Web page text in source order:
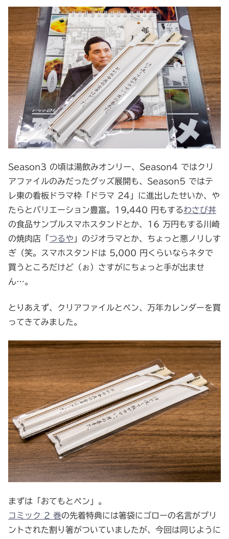
Season3 の頃は湯飲みオンリー、Season4 ではクリ
アファイルのみだったグッズ展開も、Season5 ではテ
レ東の看板ドラマ枠「ドラマ 24」に進出したせいか、や
たらとバリエーション豊富。19,440 円もするわさび丼
の食品サンプルスマホスタンドとか、16 万円もする川崎
の焼肉店「 つるや 」のジオラマとか、ちょっと悪ノリしす
ぎ（笑。スマホスタンドは 5,000 円くらいならネタで
買うところだけど（ぉ）さすがにちょっと手が出ませ
ん…。
とりあえず、クリアファイルとペン、万年カレンダーを買
ってきてみました。
まずは「おてもとペン」。
コミック 2 巻の先着特典には箸袋にゴローの名言がプリ
ントされた割り箸がついていましたが、今回は同じように